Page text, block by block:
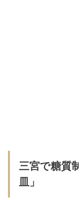
三宮で糖質
皿」